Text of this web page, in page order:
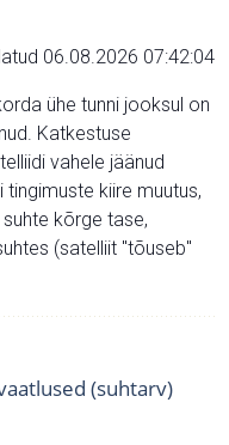
06.08.2026 07:42:04
ühe tunni jooksul on
Katkestuse
vahele jäänud
kiire muutus,
kõrge tase,
(satelliit "tõuseb"
(suhtarv)